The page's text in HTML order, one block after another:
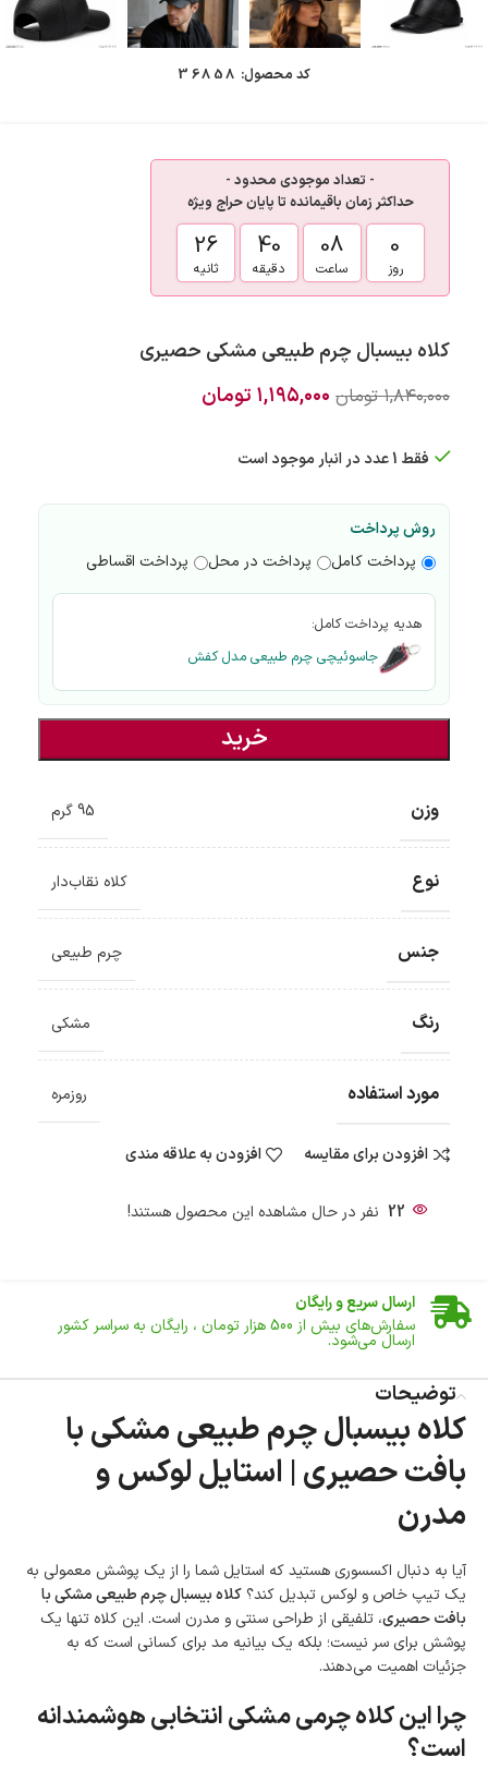
کد محصول: 36858
- تعداد موجودی محدود -
حداکثر زمان باقیمانده تا پایان حراج ویژه
0
روز
08
ساعت
40
دقیقه
26
ثانیه
کلاه بیسبال چرم طبیعی مشکی حصیری
۱,۸۴۰,۰۰۰ تومان ۱,۱۹۵,۰۰۰ تومان
فقط 1 عدد در انبار موجود است
روش پرداخت
پرداخت کامل
پرداخت در محل پرداخت اقساطی
هدیه پرداخت کامل:
جاسوئیچی چرم طبیعی مدل کفش
خرید
وزن 95 گرم
نوع کلاه نقاب‌دار
جنس چرم طبیعی
رنگ مشکی
مورد استفاده روزمره
افزودن برای مقایسه افزودن به علاقه مندی
22 نفر در حال مشاهده این محصول هستند!
ارسال سریع و رایگان
سفارش‌های بیش از 500 هزار تومان ، رایگان به سراسر کشور
ارسال می‌شود.
تا 14 روز پس از تحویل کالا می‌توانید آن را برگشت دهید.
امکان پرداخت در محل
در هنگام خرید محصول، امکان انتخاب پرداخت در محل
وجود دارد.
خرید اقساطی با شرایط آسان و بدون ضامن امکان‌پذیر
است.
ضمانت اصالت کالا
گارانتی معتبر برای تمامی محصولات ارائه می‌شود.
توضیحات
کلاه بیسبال چرم طبیعی مشکی با
بافت حصیری | استایل لوکس و
مدرن
آیا به دنبال اکسسوری هستید که استایل شما را از یک پوشش معمولی به
یک تیپ خاص و لوکس تبدیل کند؟ کلاه بیسبال چرم طبیعی مشکی با
بافت حصیری، تلفیقی از طراحی سنتی و مدرن است. این کلاه تنها یک
پوشش برای سر نیست؛ بلکه یک بیانیه مد برای کسانی است که به
جزئیات اهمیت می‌دهند.
چرا این کلاه چرمی مشکی انتخابی هوشمندانه
است؟